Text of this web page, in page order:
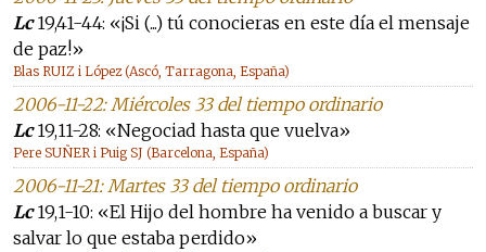
Lc19,41-44: «¡Si (...) tú conocieras en este día el mensaje
de paz!»
Blas RUIZ i López (Ascó, Tarragona, España)
2006-11-22: Miércoles 33 del tiempo ordinario
Lc19,11-28: «Negociad hasta que vuelva»
Pere SUÑER i Puig SJ (Barcelona, España)
2006-11-21: Martes 33 del tiempo ordinario
Lc19,1-10: «El Hijo del hombre ha venido a buscar y
salvar lo que estaba perdido»